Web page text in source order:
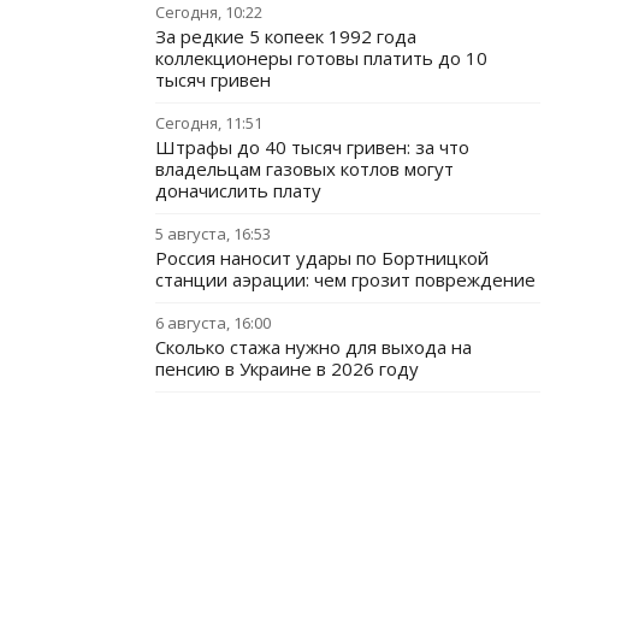
Сегодня, 10:22
За редкие 5 копеек 1992 года
коллекционеры готовы платить до 10
тысяч гривен
Сегодня, 11:51
Штрафы до 40 тысяч гривен: за что
владельцам газовых котлов могут
доначислить плату
5 августа, 16:53
Россия наносит удары по Бортницкой
станции аэрации: чем грозит повреждение
6 августа, 16:00
Сколько стажа нужно для выхода на
пенсию в Украине в 2026 году